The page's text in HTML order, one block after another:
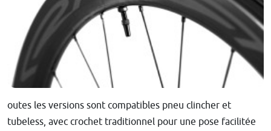
outes les versions sont compatibles pneu clincher et
tubeless, avec crochet traditionnel pour une pose facilitée